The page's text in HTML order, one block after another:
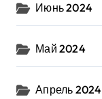
Июнь 2024
Май 2024
Апрель 2024